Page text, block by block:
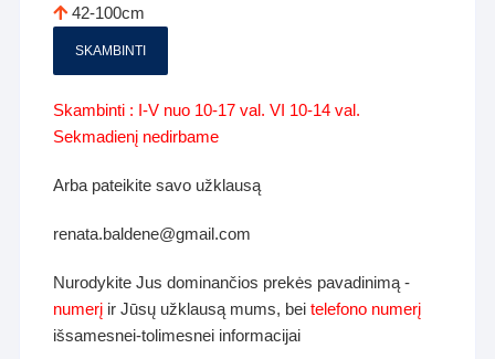
42-100cm
SKAMBINTI
Skambinti : I-V nuo 10-17 val. VI 10-14 val.
Sekmadienį nedirbame
Arba pateikite savo užklausą
renata.baldene@gmail.com
Nurodykite Jus dominančios prekės pavadinimą -
numerį ir Jūsų užklausą mums, beitelefono numerį
išsamesnei-tolimesnei informacijai